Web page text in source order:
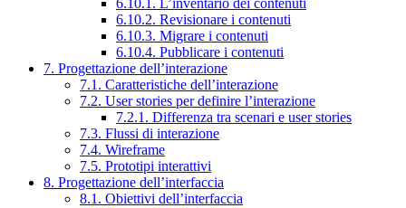
6.10.1. L’inventario dei contenuti
6.10.2. Revisionare i contenuti
6.10.3. Migrare i contenuti
6.10.4. Pubblicare i contenuti
7. Progettazione dell’interazione
7.1. Caratteristiche dell’interazione
7.2. User stories per definire l’interazione
7.2.1. Differenza tra scenari e user stories
7.3. Flussi di interazione
7.4. Wireframe
7.5. Prototipi interattivi
8. Progettazione dell’interfaccia
8.1. Obiettivi dell’interfaccia